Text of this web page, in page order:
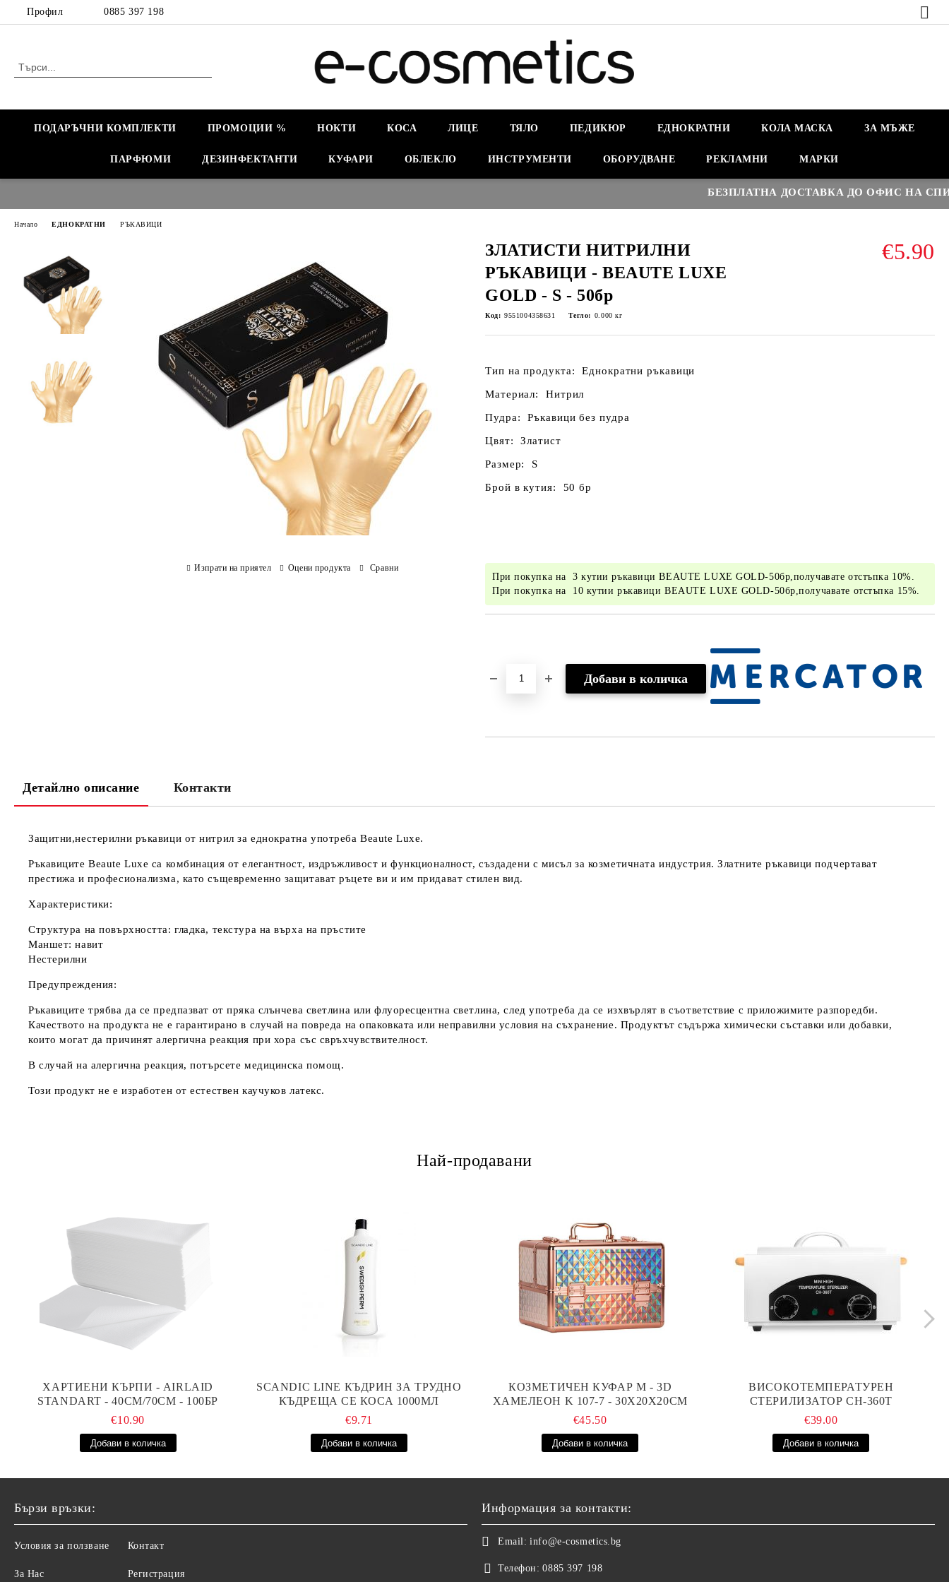
Профил 0885 397 198
ПОДАРЪЧНИ КОМПЛЕКТИ ПРОМОЦИИ % НОКТИ КОСА ЛИЦЕ ТЯЛО ПЕДИКЮР ЕДНОКРАТНИ КОЛА МАСКА ЗА МЪЖЕ
ПАРФЮМИ ДЕЗИНФЕКТАНТИ КУФАРИ ОБЛЕКЛО ИНСТРУМЕНТИ ОБОРУДВАНЕ РЕКЛАМНИ МАРКИ
БЕЗПЛАТНА ДОСТАВКА ДО ОФИС НА СПИДИ
Начало ЕДНОКРАТНИ РЪКАВИЦИ
ЗЛАТИСТИ НИТРИЛНИ
РЪКАВИЦИ - BEAUTE LUXE
GOLD - S - 50бр
€5.90
Код: 9551004358631 Тегло: 0.000 кг
Тип на продукта:Еднократни ръкавици
Материал: Нитрил
Пудра:Ръкавици без пудра
Цвят:Златист
Размер: S
Брой в кутия: 50 бр
При покупка на 3 кутии ръкавици BEAUTE LUXE GOLD-50бр,получавате отстъпка 10%.
При покупка на 10 кутии ръкавици BEAUTE LUXE GOLD-50бр,получавате отстъпка 15%.
Изпрати на приятел Оцени продукта Сравни
Детайлно описание Контакти
Защитни,нестерилни ръкавици от нитрил за еднократна употреба Beaute Luxe.
Ръкавиците Beaute Luxe са комбинация от елегантност, издръжливост и функционалност, създадени с мисъл за козметичната индустрия. Златните ръкавици подчертават
престижа и професионализма, като същевременно защитават ръцете ви и им придават стилен вид.
Характеристики:
Структура на повърхността: гладка, текстура на върха на пръстите
Маншет: навит
Нестерилни
Предупреждения:
Ръкавиците трябва да се предпазват от пряка слънчева светлина или флуоресцентна светлина, след употреба да се изхвърлят в съответствие с приложимите разпоредби.
Качеството на продукта не е гарантирано в случай на повреда на опаковката или неправилни условия на съхранение. Продуктът съдържа химически съставки или добавки,
които могат да причинят алергична реакция при хора със свръхчувствителност.
В случай на алергична реакция, потърсете медицинска помощ.
Този продукт не е изработен от естествен каучуков латекс.
Най-продавани
ХАРТИЕНИ КЪРПИ - AIRLAID
STANDART - 40СМ/70СМ - 100БР
€10.90
SCANDIC LINE КЪДРИН ЗА ТРУДНО
КЪДРЕЩА СЕ КОСА 1000МЛ
€9.71
КОЗМЕТИЧЕН КУФАР М - 3D
ХАМЕЛЕОН K 107-7 - 30X20X20СМ
€45.50
ВИСОКОТЕМПЕРАТУРЕН
СТЕРИЛИЗАТОР CH-360T
€39.00
Бързи връзки:
Условия за ползване
За Нас
Контакт
Регистрация
Информация за контакти:
Email: info@e-cosmetics.bg
Телефон: 0885 397 198